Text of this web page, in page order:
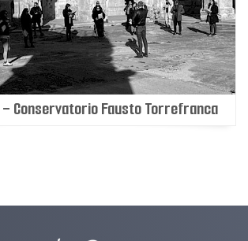
- Conservatorio Fausto Torrefranca